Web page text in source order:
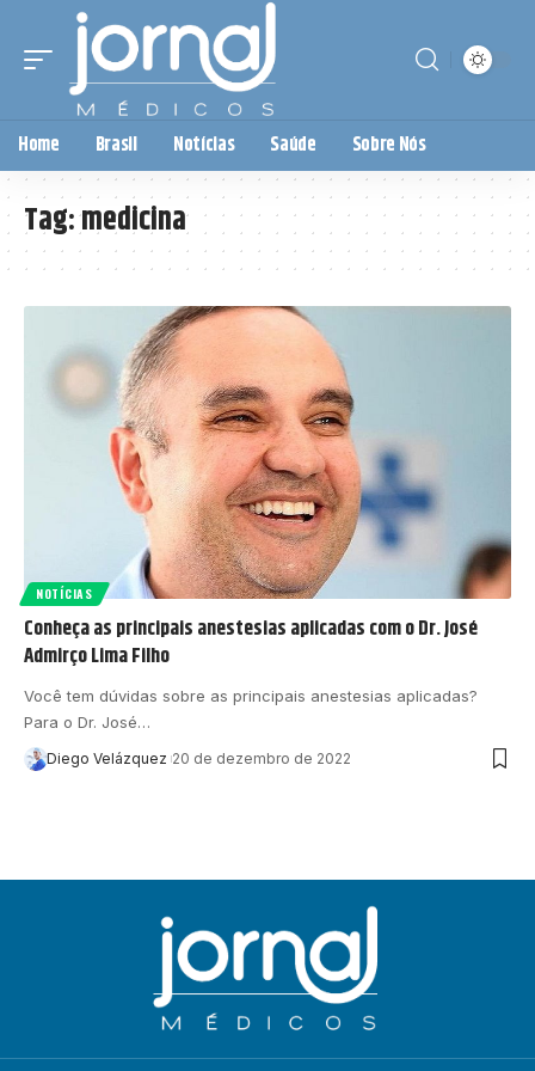
Home Brasil Notícias Saúde Sobre Nós
Tag:medicina
NOTÍCIAS
Conheça as principais anestesias aplicadas com o Dr. José
Admirço Lima Filho
Você tem dúvidas sobre as principais anestesias aplicadas?
Para o Dr. José…
Diego Velázquez 20 de dezembro de 2022